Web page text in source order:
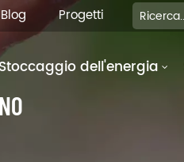
Blog Progetti
Stoccaggio dell'energia